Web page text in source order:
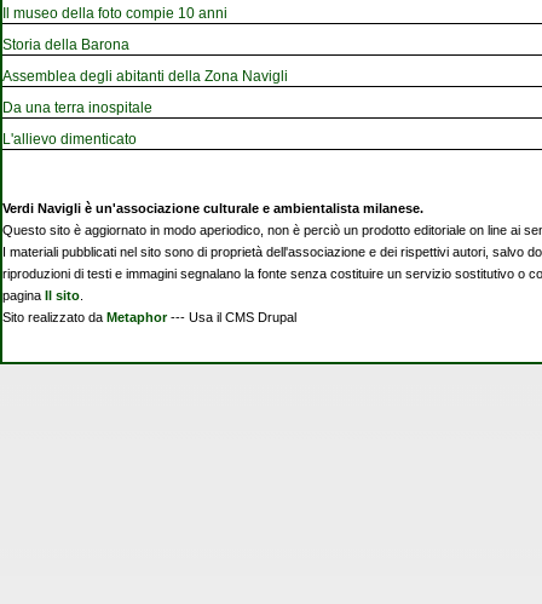
Il museo della foto compie 10 anni
Storia della Barona
Assemblea degli abitanti della Zona Navigli
Da una terra inospitale
L'allievo dimenticato
Verdi Navigli è un'associazione culturale e ambientalista milanese.
Questo sito è aggiornato in modo aperiodico, non è perciò un prodotto editoriale on line ai
I materiali pubblicati nel sito sono di proprietà dell'associazione e dei rispettivi autori, salvo
riproduzioni di testi e immagini segnalano la fonte senza costituire un servizio sostitutivo o
pagina Il sito
Sito realizzato da Metaphor--- Usa il CMS Drupal